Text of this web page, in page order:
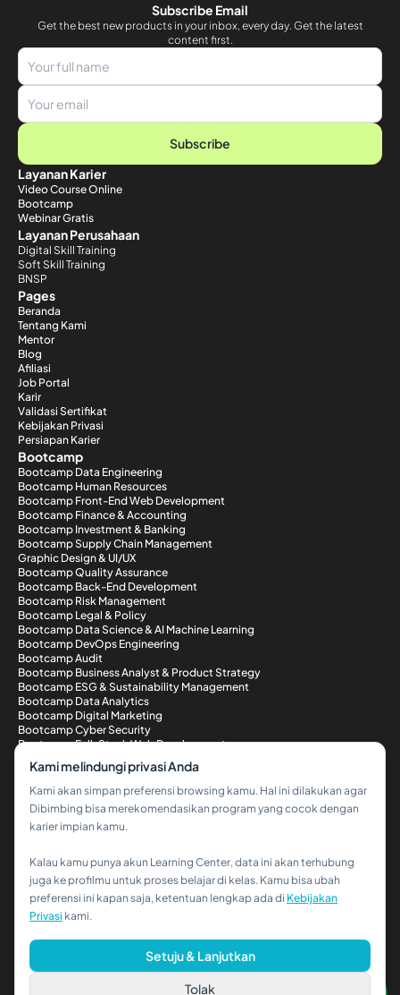
Hi!👋
Kalau kamu butuh bantuan,
Subscribe Email
Get the best new products in your inbox, every day. Get the latest
content first.
Subscribe
Layanan Karier
Video Course Online
Bootcamp
Webinar Gratis
Layanan Perusahaan
Digital Skill Training
Soft Skill Training
BNSP
Pages
Beranda
Tentang Kami
Mentor
Blog
Afiliasi
Job Portal
Karir
Validasi Sertifikat
Kebijakan Privasi
Persiapan Karier
Bootcamp
Bootcamp Data Engineering
Bootcamp Human Resources
Bootcamp Front-End Web Development
Bootcamp Finance & Accounting
Bootcamp Investment & Banking
Bootcamp Supply Chain Management
Graphic Design & UI/UX
Bootcamp Quality Assurance
Bootcamp Back-End Development
Bootcamp Risk Management
Bootcamp Legal & Policy
Bootcamp Data Science & AI Machine Learning
Bootcamp DevOps Engineering
Bootcamp Audit
Bootcamp Business Analyst & Product Strategy
Bootcamp ESG & Sustainability Management
Bootcamp Data Analytics
Bootcamp Digital Marketing
Bootcamp Cyber Security
Bootcamp Full-Stack Web Development
Metode Pembayaran
© 2026 PT Dibimbing. All Rights Reserved
Kami melindungi privasi Anda
Kami akan simpan preferensi browsing kamu. Hal ini dilakukan agar
Dibimbing bisa merekomendasikan program yang cocok dengan
karier impian kamu.
Kalau kamu punya akun Learning Center, data ini akan terhubung
juga ke profilmu untuk proses belajar di kelas. Kamu bisa ubah
preferensi ini kapan saja, ketentuan lengkap ada di Kebijakan
Privasi kami.
Tolak
Setuju & Lanjutkan